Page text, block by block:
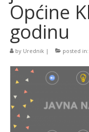
Značajni datumi i
Program
sektoru
Općine
godinu
by Urednik | posted in: